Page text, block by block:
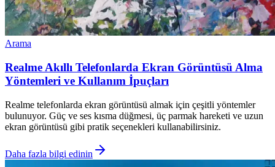
Arama
Realme Akıllı Telefonlarda Ekran Görüntüsü Alma
Yöntemleri ve Kullanım İpuçları
Realme telefonlarda ekran görüntüsü almak için çeşitli yöntemler
bulunuyor. Güç ve ses kısma düğmesi, üç parmak hareketi ve uzun
ekran görüntüsü gibi pratik seçenekleri kullanabilirsiniz.
Daha fazla bilgi edinin